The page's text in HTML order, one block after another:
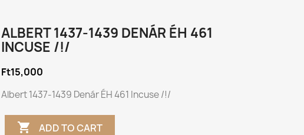
ALBERT 1437-1439 DENÁR ÉH 461
INCUSE /!/
Ft15,000
Albert 1437-1439 Denár ÉH 461 Incuse /!/
 ADD TO CART